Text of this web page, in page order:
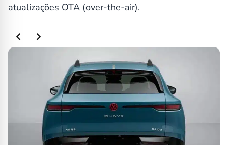
atualizações OTA (over-the-air).
Slide 2 of 2